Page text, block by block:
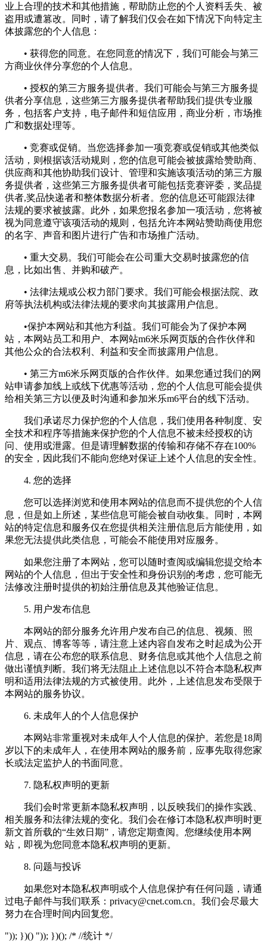
业上合理的技术和其他措施，帮助防止您的个人资料丢失、被
盗用或遭篡改。同时，请了解我们仅会在如下情况下向特定主
体披露您的个人信息：
• 获得您的同意。在您同意的情况下，我们可能会与第三
方商业伙伴分享您的个人信息。
• 授权的第三方服务提供者。我们可能会与第三方服务提
供者分享信息，这些第三方服务提供者帮助我们提供专业服
务，包括客户支持，电子邮件和短信应用，商业分析，市场推
广和数据处理等。
• 竞赛或促销。当您选择参加一项竞赛或促销或其他类似
活动，则根据该活动规则，您的信息可能会被披露给赞助商、
供应商和其他协助我们设计、管理和实施该项活动的第三方服
务提供者，这些第三方服务提供者可能包括竞赛评委，奖品提
供者,奖品快递者和整体数据分析者。您的信息还可能跟法律
法规的要求被披露。此外，如果您报名参加一项活动，您将被
视为同意遵守该项活动的规则，包括允许本网站赞助商使用您
的名字、声音和图片进行广告和市场推广活动。
• 重大交易。我们可能会在公司重大交易时披露您的信
息，比如出售、并购和破产。
• 法律法规或公权力部门要求。我们可能会根据法院、政
府等执法机构或法律法规的要求向其披露用户信息。
•保护本网站和其他方利益。我们可能会为了保护本网
站，本网站员工和用户、本网站m6米乐网页版的合作伙伴和
其他公众的合法权利、利益和安全而披露用户信息。
• 第三方m6米乐网页版的合作伙伴。如果您通过我们的网
站申请参加线上或线下优惠等活动，您的个人信息可能会提供
给相关第三方以便及时沟通和参加米乐m6平台的线下活动。
我们承诺尽力保护您的个人信息，我们使用各种制度、安
全技术和程序等措施来保护您的个人信息不被未经授权的访
问、使用或泄露。但是请理解数据的传输和存储不存在100%
的安全，因此我们不能向您绝对保证上述个人信息的安全性。
4. 您的选择
您可以选择浏览和使用本网站的信息而不提供您的个人信
息，但是如上所述，某些信息可能会被自动收集。同时，本网
站的特定信息和服务仅在您提供相关注册信息后方能使用，如
果您无法提供此类信息，可能会不能使用对应服务。
如果您注册了本网站，您可以随时查阅或编辑您提交给本
网站的个人信息，但出于安全性和身份识别的考虑，您可能无
法修改注册时提供的初始注册信息及其他验证信息。
5. 用户发布信息
本网站的部分服务允许用户发布自己的信息、视频、照
片、观点、博客等等，请注意上述内容自发布之时起成为公开
信息，请在公布您的联系信息、财务信息或其他个人信息之前
做出谨慎判断。我们将无法阻止上述信息以不符合本隐私权声
明和适用法律法规的方式被使用。此外，上述信息发布受限于
本网站的服务协议。
6. 未成年人的个人信息保护
本网站非常重视对未成年人个人信息的保护。若您是18周
岁以下的未成年人，在使用本网站的服务前，应事先取得您家
长或法定监护人的书面同意。
7. 隐私权声明的更新
我们会时常更新本隐私权声明，以反映我们的操作实践、
相关服务和法律法规的变化。我们会在修订本隐私权声明时更
新文首所载的“生效日期”，请您定期查阅。您继续使用本网
站，即视为您同意本隐私权声明的更新。
8. 问题与投诉
如果您对本隐私权声明或个人信息保护有任何问题，请通
过电子邮件与我们联系： privacy@cnet.com.cn。我们会尽最大
努力在合理时间内回复您。
")); })() ")); })(); /* //统计 */